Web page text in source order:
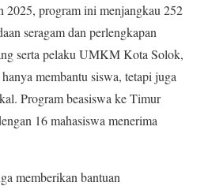
2025, program ini menjangkau 252
seragam dan perlengkapan
serta pelaku UMKM Kota Solok,
membantu siswa, tetapi juga
Program beasiswa ke Timur
16 mahasiswa menerima
memberikan bantuan